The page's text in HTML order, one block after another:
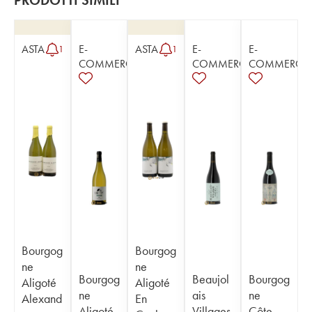
ASTA 1
Bourgog
ne
Aligoté
Alexand
E-
COMMERCE
Bourgog
ne
ASTA 1
Bourgog
ne
Aligoté
En
E-
COMMERCE
Beaujol
ais
E-
COMMERCE
Bourgog
ne